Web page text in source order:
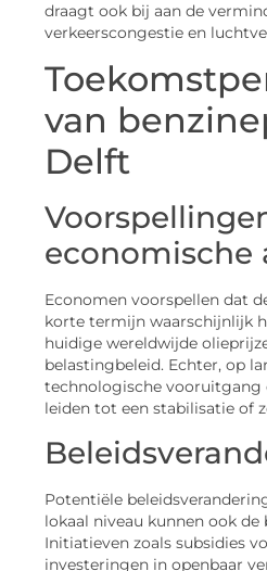
draagt ook bij aan de
verkeerscongestie en
van
Delft
economische
Economen voorspellen dat
korte termijn waarschijnlijk
huidige wereldwijde
belastingbeleid. Echter, op
technologische vooruitgang
leiden tot een stabilisatie of
Potentiële
lokaal niveau kunnen ook de
Initiatieven zoals subsidies
investeringen in openbaar